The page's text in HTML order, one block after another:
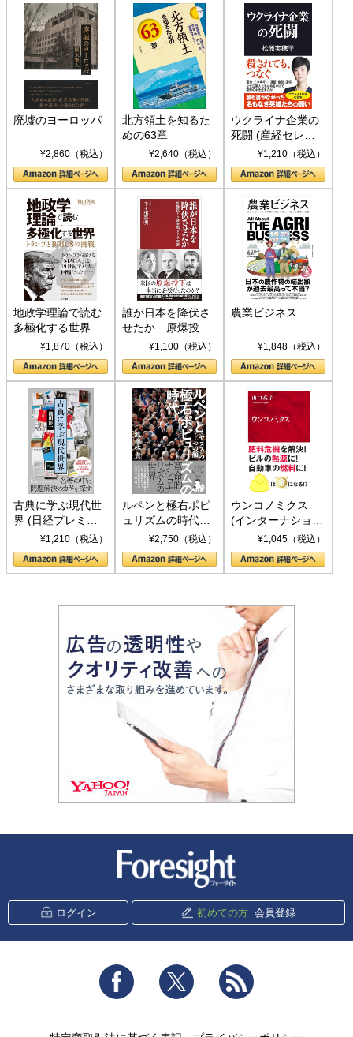
廃墟のヨーロッパ
¥2,860（税込）
北方領土を知るた
めの63章
¥2,640（税込）
ウクライナ企業の
死闘 (産経セレク
ト S 039)¥1,210（税込）
地政学理論で読む
多極化する世界：
トランプとBRICS
の挑戦
¥1,870（税込）
誰が日本を降伏さ
せたか 原爆投
下、ソ連参戦、そ
して聖断 (PHP新
書)
¥1,100（税込）
農業ビジネス
¥1,848（税込）
古典に学ぶ現代世
界 (日経プレミア
シリーズ)¥1,210（税込）
ルペンと極右ポピ
ュリズムの時代：
〈ヤヌス〉の二つ
の顔
¥2,750（税込）
ウンコノミクス
(インターナショナ
ル新書)¥1,045（税込）
ログイン 初めての方 会員登録
Facebook Twitter